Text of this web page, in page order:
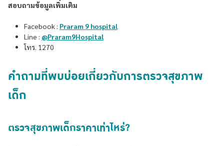
สอบถามข้อมูลเพิ่มเติม
Facebook : Praram 9 hospital
Line : @Praram9Hospital
โทร. 1270
คำถามที่พบบ่อยเกี่ยวกับการตรวจสุขภาพ
เด็ก
ตรวจสุขภาพเด็กราคาเท่าไหร่?